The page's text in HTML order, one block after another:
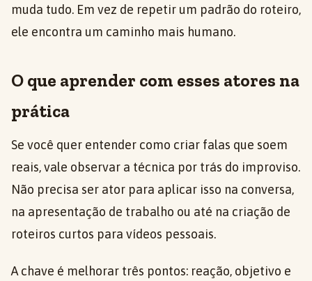
muda tudo. Em vez de repetir um padrão do roteiro,
ele encontra um caminho mais humano.
O que aprender com esses atores na
prática
Se você quer entender como criar falas que soem
reais, vale observar a técnica por trás do improviso.
Não precisa ser ator para aplicar isso na conversa,
na apresentação de trabalho ou até na criação de
roteiros curtos para vídeos pessoais.
A chave é melhorar três pontos: reação, objetivo e